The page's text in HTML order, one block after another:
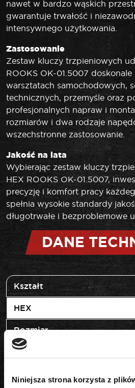
Niniejsza strona korzysta z
nawet w bardzo wąskich
gwarantuje trwałość i
intensywnego użytkowania.
Zastosowanie
Zestaw kluczy trzpieniowych
ROOKS OK-01.5007
warsztatach samochodowych,
technicznych, przemyśle oraz
profesjonalnych napraw i
rozmiarów i dwa rodzaje
wszechstronne zastosowanie.
Jakość na lata
Wybierając zestaw kluczy
HEX ROOKS OK-01.5007,
precyzję i komfort pracy
spełnia wysokie standardy
długotrwałe i bezproblemowe
DANE
Kształt
HEX
Rozmiar
H6-H19